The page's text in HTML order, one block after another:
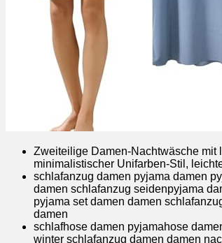
Zweiteilige Damen-Nachtwäsche mit
minimalistischer Unifarben-Stil,
schlafanzug damen pyjama damen
damen schlafanzug seidenpyjama
pyjama set damen damen
damen
schlafhose damen pyjamahose
winter schlafanzug damen damen